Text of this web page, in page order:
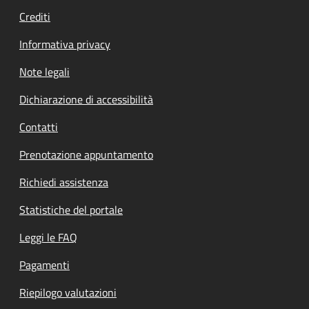
Crediti
Informativa privacy
Note legali
Dichiarazione di accessibilità
Contatti
Prenotazione appuntamento
Richiedi assistenza
Statistiche del portale
Leggi le FAQ
Pagamenti
Riepilogo valutazioni